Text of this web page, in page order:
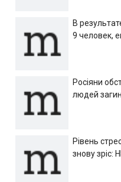
В
9 человек,
Росіяни
людей
Рівень
знову зріс: